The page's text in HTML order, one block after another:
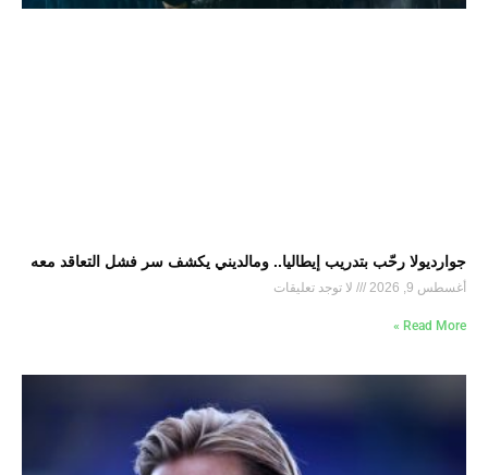
جوارديولا رحّب بتدريب إيطاليا.. ومالديني يكشف سر فشل التعاقد معه
أغسطس 9, 2026 لا توجد تعليقات
Read More »